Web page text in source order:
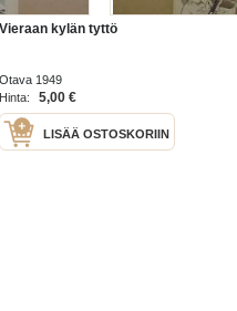
Vieraan kylän tyttö
Otava 1949
Hinta:
5,00 €
LISÄÄ OSTOSKORIIN